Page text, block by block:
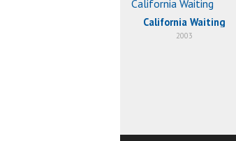
California Waiting
2003